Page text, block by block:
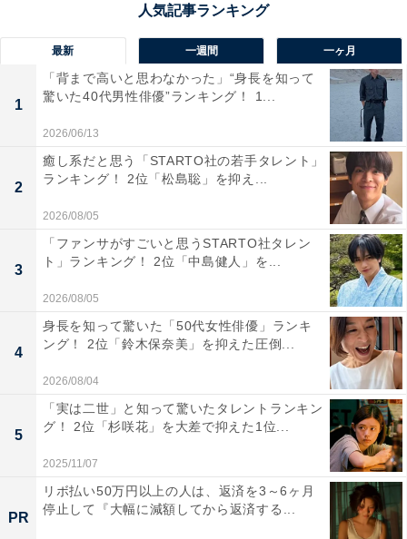
石川県金沢市にある「かなざわ海の駅」は、映画『しあ
わせのかおり』のロケ地として有名になったスポット。
金沢港の新鮮な海の幸が集まる活気あふれる「金沢港い
きいき魚市」が近くにあり、カニやブリなど旬の魚介類
を求めて多くの人が訪れます。市場で買った魚をその場
で食事を楽しめるイートインやミシュラン2つ星を獲得
した立ち食いすし屋があるのも人気の理由。ほかにも
「大野からくり記念館」やヤマトしょうゆみその工場
「糀パーク」などが近隣にあります。
回答者からは「金沢駅から車で約20分。北陸自動車道・
金沢西ICからも近く、ドライブにも最適だから」（50代
男性／東京都）、「からくり記念館や金沢港いきいき魚
市が近くにあるので、観光も楽しめるスポットだと思い
ます」（30代女性／愛知県）、「車旅行の補給地とし
て、グルメとお土産目当て。海鮮を堪能したい」（40代
女性／埼玉県）といった声が集まりました。
※回答者からのコメントは原文ママです
最新 一週間 一ヶ月
1
「背まで高いと思わなかった」“身長を知って
驚いた40代男性俳優”ランキング！ 1...
2026/06/13
2
癒し系だと思う「STARTO社の若手タレント」
ランキング！ 2位「松島聡」を抑え...
2026/08/05
3
「ファンサがすごいと思うSTARTO社タレン
ト」ランキング！ 2位「中島健人」を...
2026/08/05
4
身長を知って驚いた「50代女性俳優」ランキ
ング！ 2位「鈴木保奈美」を抑えた圧倒...
2026/08/04
5
「実は二世」と知って驚いたタレントランキン
グ！ 2位「杉咲花」を大差で抑えた1位...
2025/11/07
PR
リボ払い50万円以上の人は、返済を3～6ヶ月
停止して『大幅に減額してから返済する...